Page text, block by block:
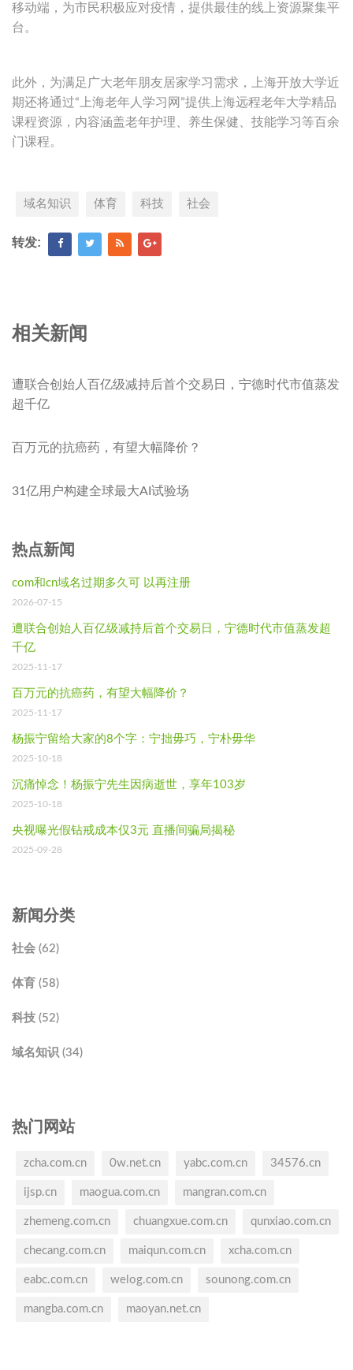
移动端，为市民积极应对疫情，提供最佳的线上资源聚集平
台。
此外，为满足广大老年朋友居家学习需求，上海开放大学近
期还将通过“上海老年人学习网”提供上海远程老年大学精品
课程资源，内容涵盖老年护理、养生保健、技能学习等百余
门课程。
域名知识 体育 科技 社会
转发:
相关新闻
遭联合创始人百亿级减持后首个交易日，宁德时代市值蒸发
超千亿
百万元的抗癌药，有望大幅降价？
31亿用户构建全球最大AI试验场
热点新闻
com和cn域名过期多久可 以再注册
2026-07-15
遭联合创始人百亿级减持后首个交易日，宁德时代市值蒸发超
千亿
2025-11-17
百万元的抗癌药，有望大幅降价？
2025-11-17
杨振宁留给大家的8个字：宁拙毋巧，宁朴毋华
2025-10-18
沉痛悼念！杨振宁先生因病逝世，享年103岁
2025-10-18
央视曝光假钻戒成本仅3元 直播间骗局揭秘
2025-09-28
新闻分类
社会 (62)
体育 (58)
科技 (52)
域名知识 (34)
热门网站
zcha.com.cn 0w.net.cn yabc.com.cn 34576.cn
ijsp.cn maogua.com.cn mangran.com.cn
zhemeng.com.cn chuangxue.com.cn qunxiao.com.cn
checang.com.cn maiqun.com.cn xcha.com.cn
eabc.com.cn welog.com.cn sounong.com.cn
mangba.com.cn maoyan.net.cn